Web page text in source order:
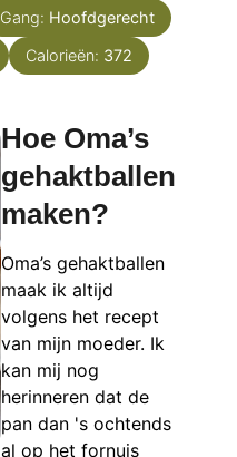
Gang: Hoofdgerecht
Calorieën: 372
Hoe Oma’s
gehaktballen
maken?
Oma’s gehaktballen
maak ik altijd
volgens het recept
van mijn moeder. Ik
kan mij nog
herinneren dat de
pan dan 's ochtends
al op het fornuis